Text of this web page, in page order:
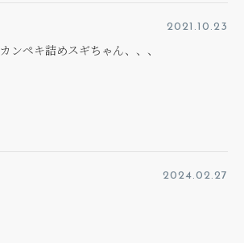
2021.10.23
カンペキ詰めスギちゃん、、、
2024.02.27